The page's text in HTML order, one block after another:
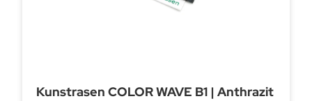
Kunstrasen COLOR WAVE B1 | Anthrazit